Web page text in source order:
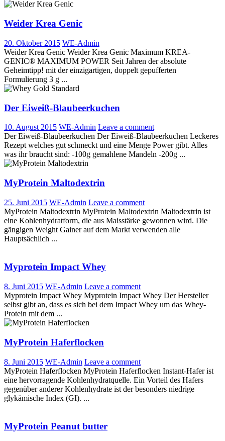
Weider Krea Genic
20. Oktober 2015 WE-Admin
Weider Krea Genic Weider Krea Genic Maximum KREA-
GENIC® MAXIMUM POWER Seit Jahren der absolute
Geheimtipp! mit der einzigartigen, doppelt gepufferten
Formulierung 3 g ...
Der Eiweiß-Blaubeerkuchen
10. August 2015 WE-Admin Leave a comment
Der Eiweiß-Blaubeerkuchen Der Eiweiß-Blaubeerkuchen Leckeres
Rezept welches gut schmeckt und eine Menge Power gibt. Alles
was ihr braucht sind: -100g gemahlene Mandeln -200g ...
MyProtein Maltodextrin
25. Juni 2015 WE-Admin Leave a comment
MyProtein Maltodextrin MyProtein Maltodextrin Maltodextrin ist
eine Kohlenhydratform, die aus Maisstärke gewonnen wird. Die
gängigen Weight Gainer auf dem Markt verwenden alle
Hauptsächlich ...
Myprotein Impact Whey
8. Juni 2015 WE-Admin Leave a comment
Myprotein Impact Whey Myprotein Impact Whey Der Hersteller
selbst gibt an, dass es sich bei dem Impact Whey um das Whey-
Protein mit dem ...
MyProtein Haferflocken
8. Juni 2015 WE-Admin Leave a comment
MyProtein Haferflocken MyProtein Haferflocken Instant-Hafer ist
eine hervorragende Kohlenhydratquelle. Ein Vorteil des Hafers
gegenüber anderer Kohlenhydrate ist der besonders niedrige
glykämische Index (GI). ...
MyProtein Peanut butter